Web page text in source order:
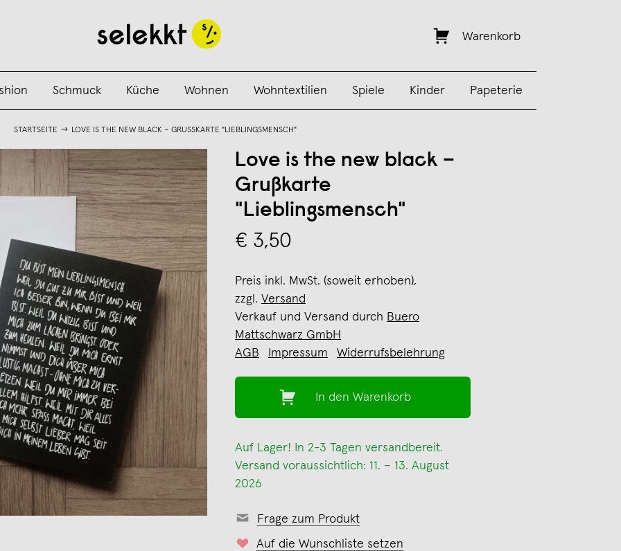
Warenkorb
Schmuck Küche Wohnen Wohntextilien Spiele Kinder Papeterie
STARTSEITE LOVE IS THE NEW BLACK – GRUSSKARTE "LIEBLINGSMENSCH"
Love is the new black –
Grußkarte
"Lieblingsmensch"
€ 3,50
Preis inkl. MwSt. (soweit erhoben),
zzgl. Versand
Verkauf und Versand durch Buero
Mattschwarz GmbH
AGB
Impressum Widerrufsbelehrung
In den Warenkorb
Auf Lager! In 2-3 Tagen versandbereit.
Versand voraussichtlich: 11. – 13. August
2026
Frage zum Produkt
Auf die Wunschliste setzen